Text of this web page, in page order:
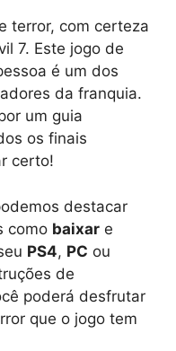
terror, com certeza
7. Este jogo de
é um dos
da franquia.
um guia
os finais
certo!
destacar
como baixar e
PS4, PC ou
de
poderá desfrutar
que o jogo tem